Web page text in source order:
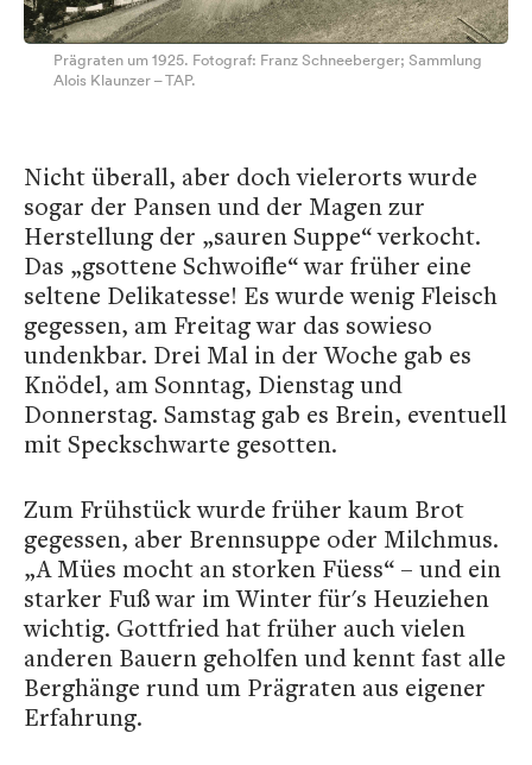
Prägraten um 1925. Fotograf: Franz Schneeberger; Sammlung
Alois Klaunzer – TAP.
Nicht überall, aber doch vielerorts wurde
sogar der Pansen und der Magen zur
Herstellung der „sauren Suppe“ verkocht.
Das „gsottene Schwoifle“ war früher eine
seltene Delikatesse! Es wurde wenig Fleisch
gegessen, am Freitag war das sowieso
undenkbar. Drei Mal in der Woche gab es
Knödel, am Sonntag, Dienstag und
Donnerstag. Samstag gab es Brein, eventuell
mit Speckschwarte gesotten.
Zum Frühstück wurde früher kaum Brot
gegessen, aber Brennsuppe oder Milchmus.
„A Mües mocht an storken Füess“ – und ein
starker Fuß war im Winter für's Heuziehen
wichtig. Gottfried hat früher auch vielen
anderen Bauern geholfen und kennt fast alle
Berghänge rund um Prägraten aus eigener
Erfahrung.